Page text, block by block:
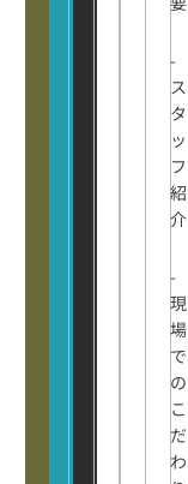
-
ス
タ
ッ
フ
紹
介
-
現
場
で
の
こ
だ
わ